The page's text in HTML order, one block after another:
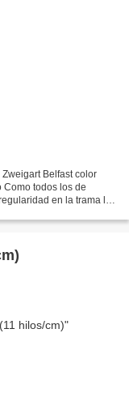
Belfast color
Como todos los de
en la trama lo